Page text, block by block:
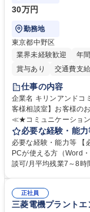
30万円
勤務地
東京都中野区
業界未経験歓迎
年
賞与あり
交通費支給
仕事の内容
企業名 キリンアンドコミュニケ
客様相談室】お客様のお声
≪★コミュニケーショ
お客様のお声をより良
様相談室でのお仕事です。 日々お客様からいただくキリングル
意見を、企業活動に活
って対応、情報提供す
平均100件前後■メール・手紙：同上
相談室】お客様のお声
必要な経験・能力
必要な経験・能力等 【
PCが使える方（Word
談可/月平均残業7～8時間程度 【入社後の研修】着任から1
すのでご安心ください
う会社として、お客様
正社員
三菱電機プラント